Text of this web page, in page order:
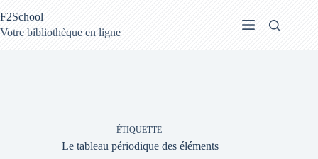
au
contenu
F2School
Votre bibliothèque en ligne
ÉTIQUETTE
Le tableau périodique des éléments